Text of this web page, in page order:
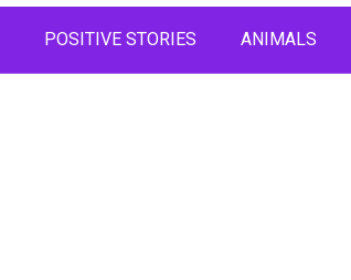
POSITIVE STORIES ANIMALS